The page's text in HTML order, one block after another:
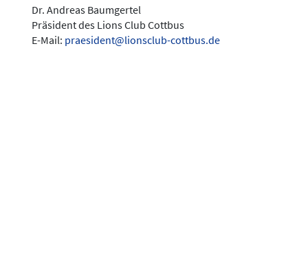
Dr. Andreas Baumgertel
Präsident des Lions Club Cottbus
E-Mail: praesident@lionsclub-cottbus.de